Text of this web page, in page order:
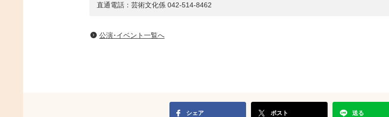
直通電話：芸術文化係 042-514-8462
公演･イベント一覧へ
シェア ポスト 送る